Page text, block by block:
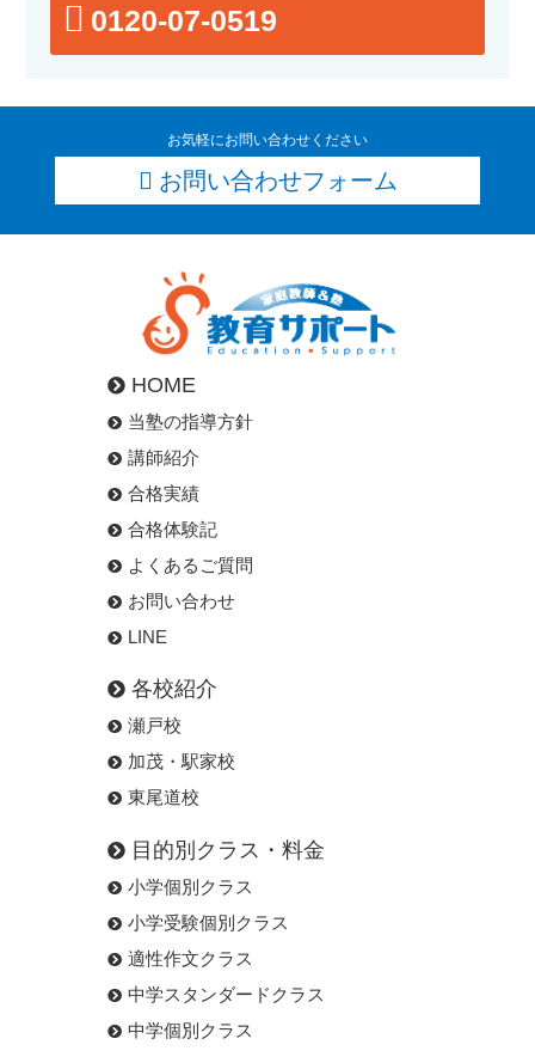
0120-07-0519
お気軽にお問い合わせください
お問い合わせフォーム
HOME
当塾の指導方針
講師紹介
合格実績
合格体験記
よくあるご質問
お問い合わせ
LINE
各校紹介
瀬戸校
加茂・駅家校
東尾道校
目的別クラス・料金
小学個別クラス
小学受験個別クラス
適性作文クラス
中学スタンダードクラス
中学個別クラス